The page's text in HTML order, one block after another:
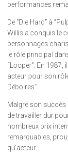
performances
De “Die Hard” à
Willis a conquis le
personnages
le rôle principal
“Looper”. En
acteur pour son
Déboires”.
Malgré son succès
de travailler dur
nombreux prix
remarquables,
qu’acteur.